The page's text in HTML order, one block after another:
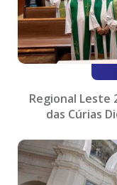
Regional Leste
das Cúrias